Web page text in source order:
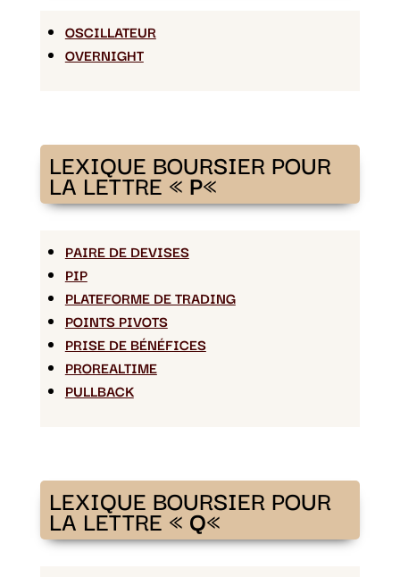
OSCILLATEUR
OVERNIGHT
LEXIQUE BOURSIER POUR
LA LETTRE «P«
PAIRE DE DEVISES
PIP
PLATEFORME DE TRADING
POINTS PIVOTS
PRISE DE BÉNÉFICES
PROREALTIME
PULLBACK
LEXIQUE BOURSIER POUR
LA LETTRE «Q«